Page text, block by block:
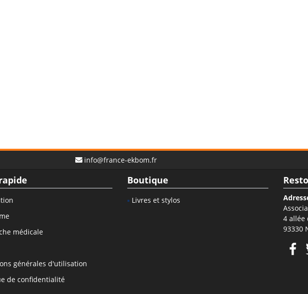
info@france-ekbom.fr
médicale
générales d'utilisation
de confidentialité
Boutique
Livres et stylos
4 allée
93330